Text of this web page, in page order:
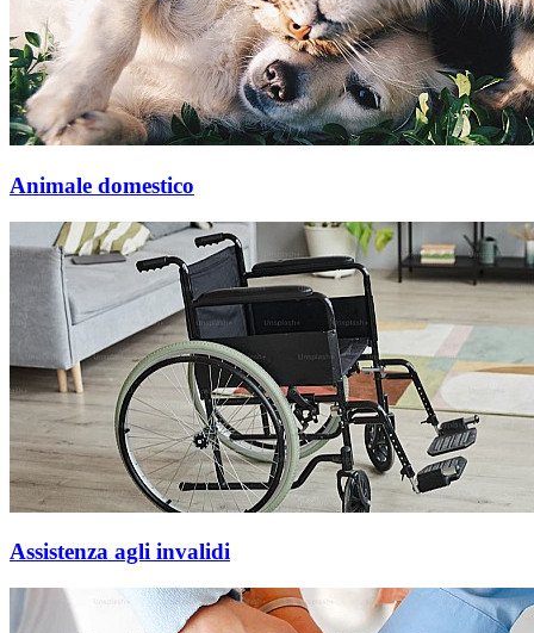
Animale domestico
Assistenza agli invalidi